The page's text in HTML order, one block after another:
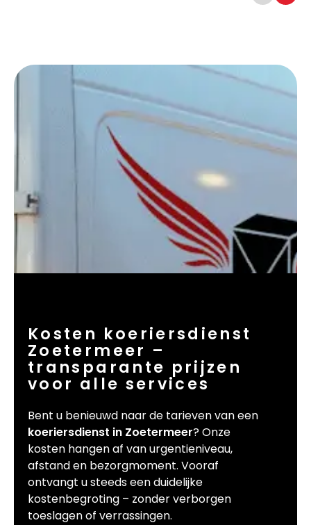
Kosten koeriersdienst
Zoetermeer –
transparante prijzen
voor alle services
Bent u benieuwd naar de tarieven van een
koeriersdienst in Zoetermeer? Onze
kosten hangen af van urgentieniveau,
afstand en bezorgmoment. Vooraf
ontvangt u steeds een duidelijke
kostenbegroting – zonder verborgen
toeslagen of verrassingen.